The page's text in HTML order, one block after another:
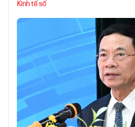
Kinh tế số